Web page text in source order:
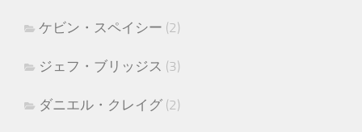
ケビン・スペイシー (2)
ジェフ・ブリッジス (3)
ダニエル・クレイグ (2)